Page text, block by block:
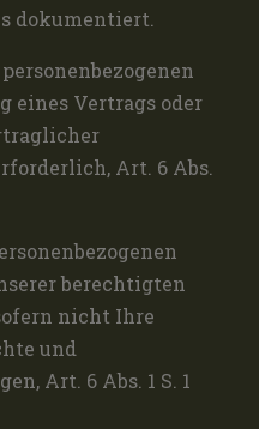
dokumentiert.
eines Vertrags oder
Art. 6 Abs.
berechtigten
nicht Ihre
und
Art. 6 Abs. 1 S. 1